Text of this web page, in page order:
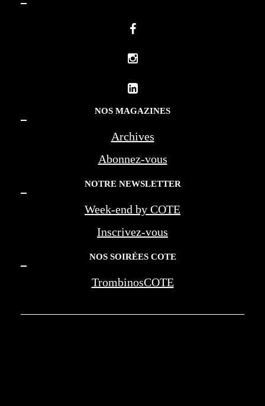
NOS MAGAZINES
Archives
Abonnez-vous
NOTRE NEWSLETTER
Week-end by COTE
Inscrivez-vous
NOS SOIRÉES COTE
TrombinosCOTE